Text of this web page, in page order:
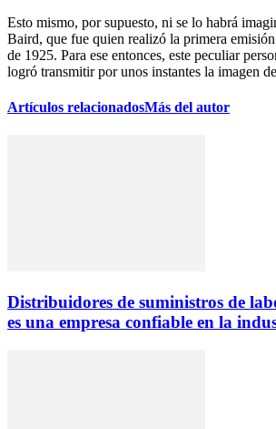
Esto mismo, por supuesto, ni se lo habrá
Baird, que fue quien realizó la primera
de 1925. Para ese entonces, este peculiar
logró transmitir por unos instantes la imagen
Artículos relacionadosMás del autor
Distribuidores de suministros de
es una empresa confiable en la